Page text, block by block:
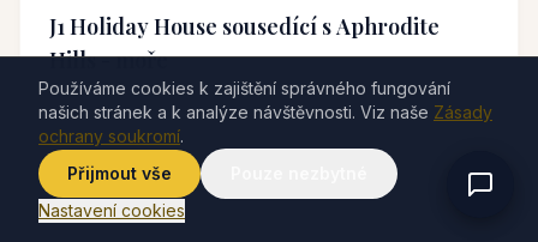
J1 Holiday House sousedící s Aphrodite
Hills - moře
4 hosté 0 pokoje 0 koupelna
Od 196 Kč / noc
Používáme cookies k zajištění správného fungování
našich stránek a k analýze návštěvnosti. Viz naše Zásady
ochrany soukromí.
Přijmout vše
Nastavení cookies